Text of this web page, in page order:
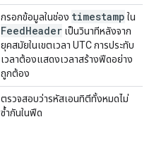
กรอกข้อมูลในช่อง timestamp ใน
FeedHeader เป็นวินาทีหลังจาก
ยุคสมัยในเขตเวลา UTC การประทับ
เวลาต้องแสดงเวลาสร้างฟีดอย่าง
ถูกต้อง
ตรวจสอบว่ารหัสเอนทิตีทั้งหมดไม่
ซ้ำกันในฟีด